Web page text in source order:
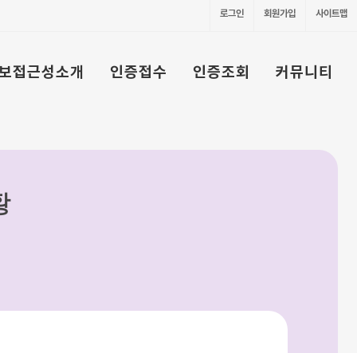
로그인 회원가입 사이트맵
접근성소개 인증접수 인증조회 커뮤니티